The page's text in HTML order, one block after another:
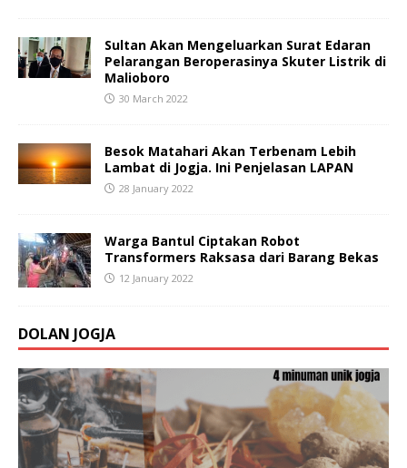
Sultan Akan Mengeluarkan Surat Edaran
Pelarangan Beroperasinya Skuter Listrik di
Malioboro
30 March 2022
Besok Matahari Akan Terbenam Lebih
Lambat di Jogja. Ini Penjelasan LAPAN
28 January 2022
Warga Bantul Ciptakan Robot
Transformers Raksasa dari Barang Bekas
12 January 2022
DOLAN JOGJA